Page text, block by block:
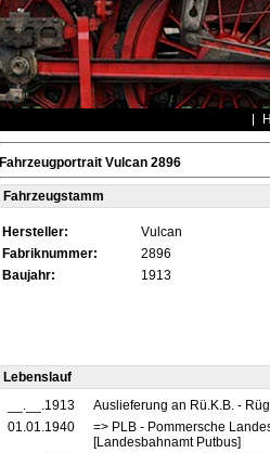
Fahrzeugportrait Vulcan 2896
Fahrzeugstamm
Hersteller:
Vulcan
Fabriknummer:
2896
Baujahr:
1913
Lebenslauf
__.__.1913
Auslieferung an Rü.K.B. -
01.01.1940
=> PLB - Pommersche
[Landesbahnamt Putbus]